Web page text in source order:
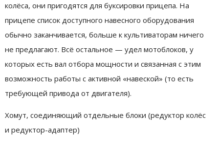
колёса, они пригодятся для буксировки прицепа. На
прицепе список доступного навесного оборудования
обычно заканчивается, больше к культиваторам ничего
не предлагают. Всё остальное — удел мотоблоков, у
которых есть вал отбора мощности и связанная с этим
возможность работы с активной «навеской» (то есть
требующей привода от двигателя).
Хомут, соединяющий отдельные блоки (редуктор колёс
и редуктор-адаптер)